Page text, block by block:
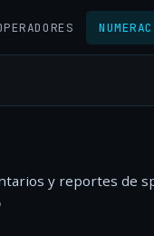
y reportes de